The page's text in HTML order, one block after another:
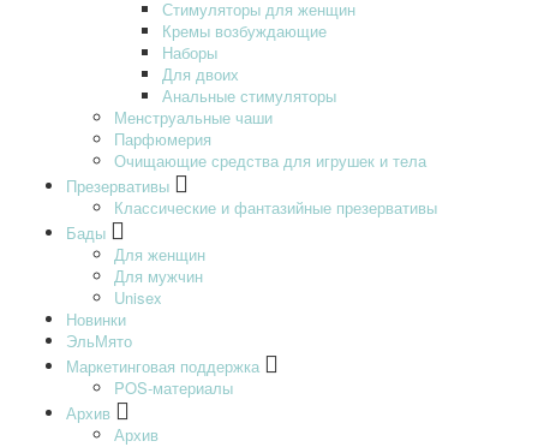
Стимуляторы для женщин
Кремы возбуждающие
Наборы
Для двоих
Анальные стимуляторы
Менструальные чаши
Парфюмерия
Очищающие средства для игрушек и тела
Презервативы
Классические и фантазийные презервативы
Бады
Для женщин
Для мужчин
Unisex
Новинки
ЭльМято
Маркетинговая поддержка
POS-материалы
Архив
Архив